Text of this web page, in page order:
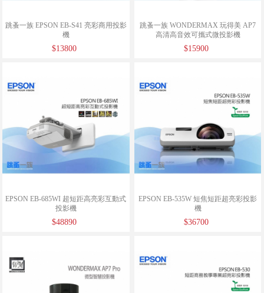
跳蚤一族 EPSON EB-S41 亮彩商用投影
機
$13800
跳蚤一族 WONDERMAX 玩得美 AP7
高清高音效可攜式微投影機
$15900
EPSON EB-685WI 超短距高亮彩互動式
投影機
$48890
EPSON EB-535W 短焦短距超亮彩投影
機
$36700